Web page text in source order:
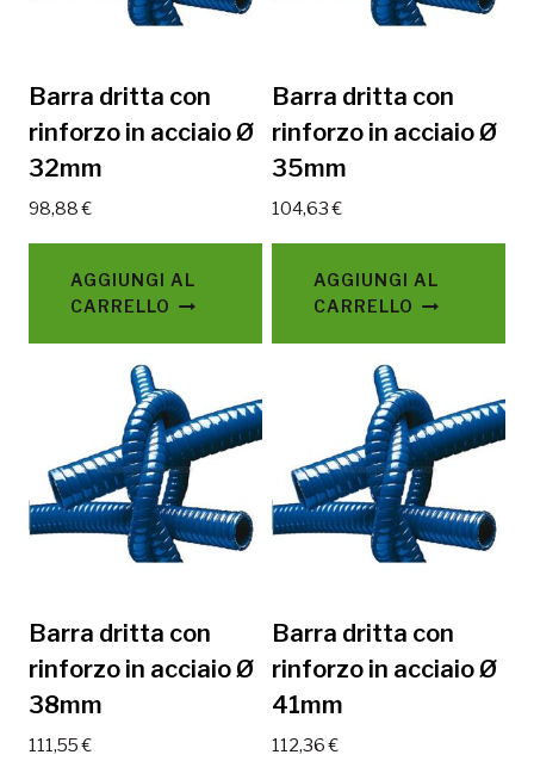
Barra dritta con
rinforzo in acciaio Ø
32mm
98,88€
AGGIUNGI AL
CARRELLO
Barra dritta con
rinforzo in acciaio Ø
35mm
104,63€
AGGIUNGI AL
CARRELLO
Barra dritta con
rinforzo in acciaio Ø
38mm
111,55€
Barra dritta con
rinforzo in acciaio Ø
41mm
112,36€